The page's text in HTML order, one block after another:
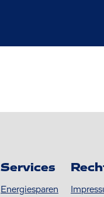
Services
Energiesparen